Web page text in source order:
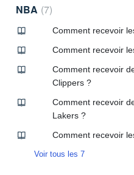
NBA 7
Comment recevoir
Comment recevoir
Comment recevoir
Clippers ?
Comment recevoir
Lakers ?
Comment recevoir
Voir tous les 7